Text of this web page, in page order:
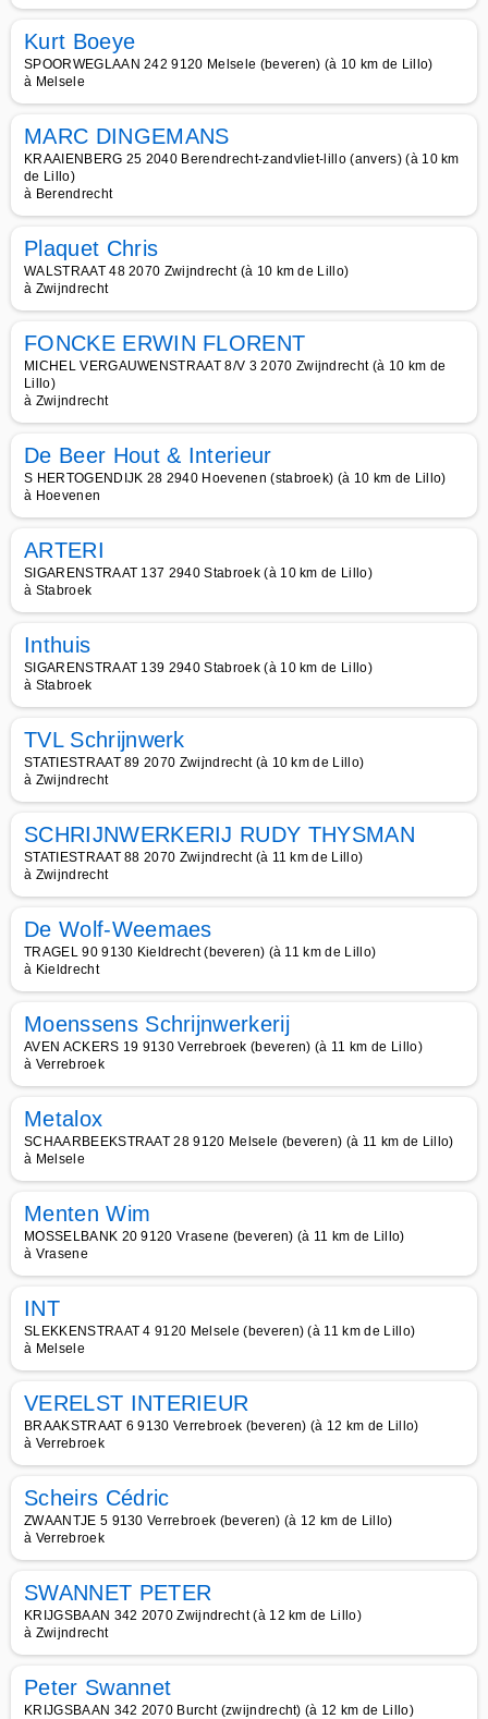
Kurt Boeye
SPOORWEGLAAN 242 9120 Melsele (beveren) (à 10 km de Lillo)
à Melsele
MARC DINGEMANS
KRAAIENBERG 25 2040 Berendrecht-zandvliet-lillo (anvers) (à 10 km
de Lillo)
à Berendrecht
Plaquet Chris
WALSTRAAT 48 2070 Zwijndrecht (à 10 km de Lillo)
à Zwijndrecht
FONCKE ERWIN FLORENT
MICHEL VERGAUWENSTRAAT 8/V 3 2070 Zwijndrecht (à 10 km de
Lillo)
à Zwijndrecht
De Beer Hout & Interieur
S HERTOGENDIJK 28 2940 Hoevenen (stabroek) (à 10 km de Lillo)
à Hoevenen
ARTERI
SIGARENSTRAAT 137 2940 Stabroek (à 10 km de Lillo)
à Stabroek
Inthuis
SIGARENSTRAAT 139 2940 Stabroek (à 10 km de Lillo)
à Stabroek
TVL Schrijnwerk
STATIESTRAAT 89 2070 Zwijndrecht (à 10 km de Lillo)
à Zwijndrecht
SCHRIJNWERKERIJ RUDY THYSMAN
STATIESTRAAT 88 2070 Zwijndrecht (à 11 km de Lillo)
à Zwijndrecht
De Wolf-Weemaes
TRAGEL 90 9130 Kieldrecht (beveren) (à 11 km de Lillo)
à Kieldrecht
Moenssens Schrijnwerkerij
AVEN ACKERS 19 9130 Verrebroek (beveren) (à 11 km de Lillo)
à Verrebroek
Metalox
SCHAARBEEKSTRAAT 28 9120 Melsele (beveren) (à 11 km de Lillo)
à Melsele
Menten Wim
MOSSELBANK 20 9120 Vrasene (beveren) (à 11 km de Lillo)
à Vrasene
INT
SLEKKENSTRAAT 4 9120 Melsele (beveren) (à 11 km de Lillo)
à Melsele
VERELST INTERIEUR
BRAAKSTRAAT 6 9130 Verrebroek (beveren) (à 12 km de Lillo)
à Verrebroek
Scheirs Cédric
ZWAANTJE 5 9130 Verrebroek (beveren) (à 12 km de Lillo)
à Verrebroek
SWANNET PETER
KRIJGSBAAN 342 2070 Zwijndrecht (à 12 km de Lillo)
à Zwijndrecht
Peter Swannet
KRIJGSBAAN 342 2070 Burcht (zwijndrecht) (à 12 km de Lillo)